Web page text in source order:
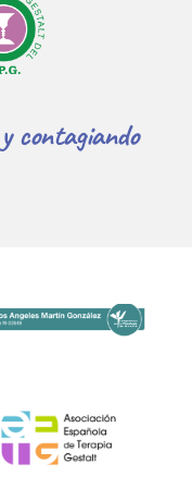
contagiando